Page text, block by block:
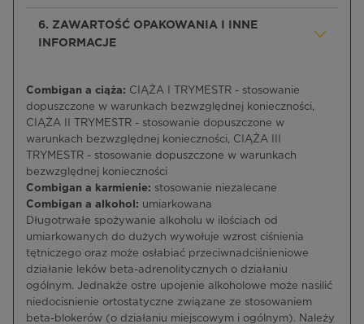
6. ZAWARTOŚĆ OPAKOWANIA I INNE
INFORMACJE
Combigan a ciąża: CIĄŻA I TRYMESTR - stosowanie
dopuszczone w warunkach bezwzględnej konieczności,
CIĄŻA II TRYMESTR - stosowanie dopuszczone w
warunkach bezwzględnej konieczności, CIĄŻA III
TRYMESTR - stosowanie dopuszczone w warunkach
bezwzględnej konieczności
Combigan a karmienie: stosowanie niezalecane
Combigan a alkohol: umiarkowana
Długotrwałe spożywanie alkoholu w ilościach od
umiarkowanych do dużych wywołuje wzrost ciśnienia
tętniczego oraz może osłabiać przeciwnadciśnieniowe
działanie leków beta-adrenolitycznych o działaniu
ogólnym. Jednakże ostre upojenie alkoholowe może nasilić
niedocisnienie ortostatyczne związane ze stosowaniem
beta-blokerów (o działaniu miejscowym i ogólnym). Należy